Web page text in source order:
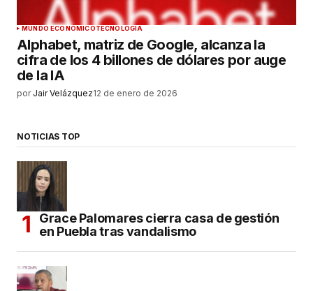
MUNDO ECONÓMICOTECNOLOGÍA
Alphabet, matriz de Google, alcanza la
cifra de los 4 billones de dólares por auge
de la IA
por Jair Velázquez12 de enero de 2026
NOTICIAS TOP
Grace Palomares cierra casa de gestión
en Puebla tras vandalismo